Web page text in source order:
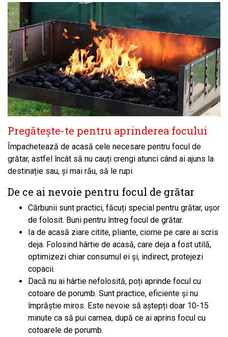
Pregătește-te pentru aprinderea focului
Împachetează de acasă cele necesare pentru focul de
grătar, astfel încât să nu cauți crengi atunci când ai ajuns la
destinație sau, și mai rău, să le rupi.
De ce ai nevoie pentru focul de grătar
Cărbunii sunt practici, făcuți special pentru grătar, ușor
de folosit. Buni pentru întreg focul de grătar.
Ia de acasă ziare citite, pliante, ciorne pe care ai scris
deja. Folosind hârtie de acasă, care deja a fost utilă,
optimizezi chiar consumul ei și, indirect, protejezi
copacii.
Dacă nu ai hârtie nefolosită, poți aprinde focul cu
cotoare de porumb. Sunt practice, eficiente și nu
împrăștie miros. Este nevoie să aștepți doar 10-15
minute ca să pui carnea, după ce ai aprins focul cu
cotoarele de porumb.